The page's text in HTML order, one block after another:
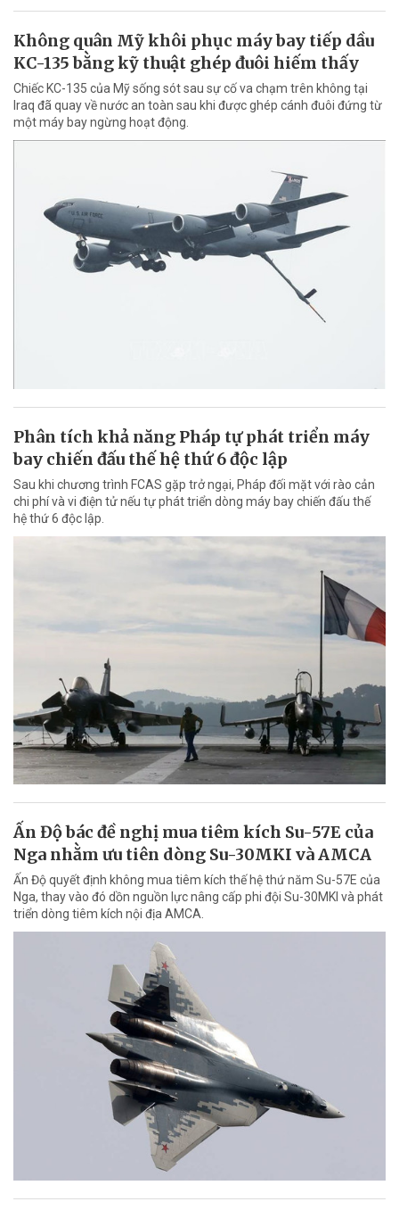
Không quân Mỹ khôi phục máy bay tiếp dầu
KC-135 bằng kỹ thuật ghép đuôi hiếm thấy
Chiếc KC-135 của Mỹ sống sót sau sự cố va chạm trên không tại
Iraq đã quay về nước an toàn sau khi được ghép cánh đuôi đứng từ
một máy bay ngừng hoạt động.
Phân tích khả năng Pháp tự phát triển máy
bay chiến đấu thế hệ thứ 6 độc lập
Sau khi chương trình FCAS gặp trở ngại, Pháp đối mặt với rào cản
chi phí và vi điện tử nếu tự phát triển dòng máy bay chiến đấu thế
hệ thứ 6 độc lập.
Ấn Độ bác đề nghị mua tiêm kích Su-57E của
Nga nhằm ưu tiên dòng Su-30MKI và AMCA
Ấn Độ quyết định không mua tiêm kích thế hệ thứ năm Su-57E của
Nga, thay vào đó dồn nguồn lực nâng cấp phi đội Su-30MKI và phát
triển dòng tiêm kích nội địa AMCA.